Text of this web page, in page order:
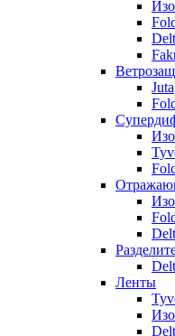
Juta
Ленты